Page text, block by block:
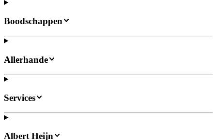
Boodschappen
Allerhande
Services
Albert Heijn